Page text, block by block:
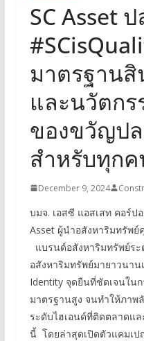
SC Asset
มาตรฐานสิ
และนวัตกร
ของขวัญป
สำหรับทุก
December 9, 2024
บมจ. เอสซี แอสเสท คอร์ป
Asset ผู้นำอสังหาริมทรัพ
แบรนด์อสังหาริมทรัพย์ร
อสังหาริมทรัพย์มายาวนาน
Identity จุดยืนที่ชัดเจนใ
มาตรฐานสูง จนทำให้ภา
ระดับไฮเอนด์ที่ติดตลาดแ
นี้ โดยล่าสุดเปิดตัวแคมเป